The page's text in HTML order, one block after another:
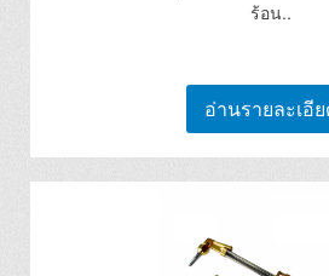
ร้อน..
อ่านรายละเอี